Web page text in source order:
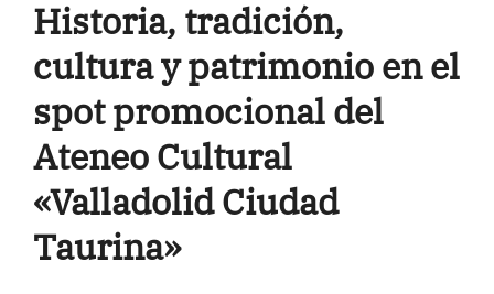
Historia, tradición,
cultura y patrimonio en el
spot promocional del
Ateneo Cultural
«Valladolid Ciudad
Taurina»